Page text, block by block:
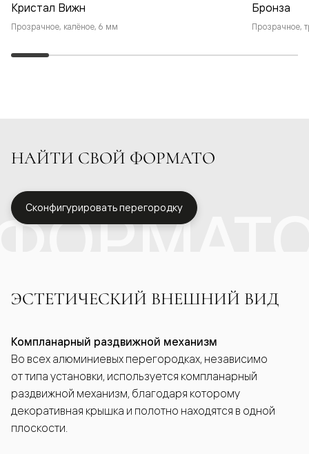
Кристал Вижн
Прозрачное, калёное, 6 мм
Бронза
Прозрачное,
НАЙТИ СВОЙ ФОРМАТО
Сконфигурировать перегородку
ЭСТЕТИЧЕСКИЙ ВНЕШНИЙ ВИД
Компланарный раздвижной механизм
Во всех алюминиевых перегородках, независимо
от типа установки, используется компланарный
раздвижной механизм, благодаря которому
декоративная крышка и полотно находятся в одной
плоскости.